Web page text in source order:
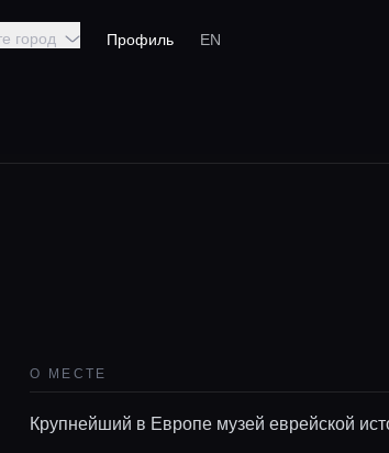
город Профиль EN
О МЕСТЕ
Крупнейший в Европе музей еврейской